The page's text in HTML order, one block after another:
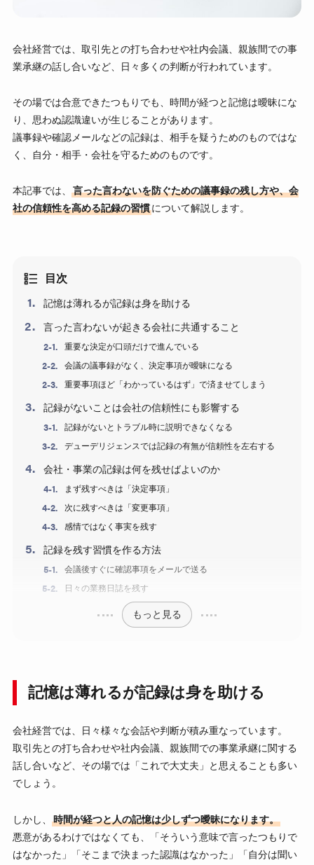
会社経営では、取引先との打ち合わせや社内会議、親族間での事
業承継の話し合いなど、日々多くの判断が行われています。
その場では合意できたつもりでも、時間が経つと記憶は曖昧にな
り、思わぬ認識違いが生じることがあります。
議事録や確認メールなどの記録は、相手を疑うためのものではな
く、自分・相手・会社を守るためのものです。
本記事では、
言った言わないを防ぐための議事録の残し方や、会
社の信頼性を高める記録の習慣について解説します。
目次
記憶は薄れるが記録は身を助ける
言った言わないが起きる会社に共通すること
重要な決定が口頭だけで進んでいる
会議の議事録がなく、決定事項が曖昧になる
重要事項ほど「わかっているはず」で済ませてしまう
記録がないことは会社の信頼性にも影響する
記録がないとトラブル時に説明できなくなる
デューデリジェンスでは記録の有無が信頼性を左右する
会社・事業の記録は何を残せばよいのか
まず残すべきは「決定事項」
次に残すべきは「変更事項」
感情ではなく事実を残す
記録を残す習慣を作る方法
会議後すぐに確認事項をメールで送る
日々の業務日誌を残す
もっと見る
記憶は薄れるが記録は身を助ける
会社経営では、日々様々な会話や判断が積み重なっています。
取引先との打ち合わせや社内会議、親族間での事業承継に関する
話し合いなど、その場では「これで大丈夫」と思えることも多い
でしょう。
しかし、
時間が経つと人の記憶は少しずつ曖昧になります。
悪意があるわけではなくても、「そういう意味で言ったつもりで
はなかった」「そこまで決まった認識はなかった」「自分は聞い